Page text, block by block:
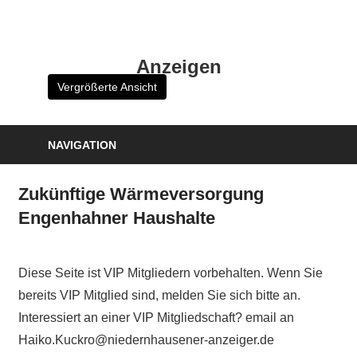
Anzeigen
Vergrößerte Ansicht
NAVIGATION
Zukünftige Wärmeversorgung
Engenhahner Haushalte
Diese Seite ist VIP Mitgliedern vorbehalten. Wenn Sie
bereits VIP Mitglied sind, melden Sie sich bitte an.
Interessiert an einer VIP Mitgliedschaft? email an
Haiko.Kuckro@niedernhausener-anzeiger.de